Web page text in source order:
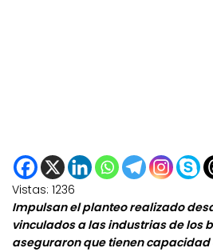
Vistas: 1236
Impulsan el planteo realizado
vinculados a las industrias de los
aseguraron que tienen